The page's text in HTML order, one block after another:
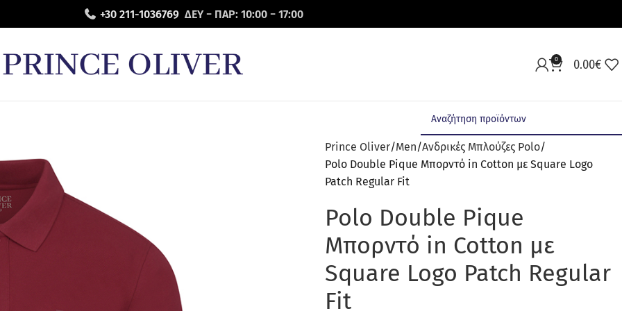
+30 211-1036769 ΔΕΥ − ΠΑΡ: 10:00 − 17:00
0 0.00€
Prince Oliver Men Ανδρικές Μπλούζες Polo
Polo Double Pique Μπορντό in Cotton με Square Logo
Patch Regular Fit
Polo Double Pique
Μπορντό in Cotton με
Square Logo Patch Regular
Fit